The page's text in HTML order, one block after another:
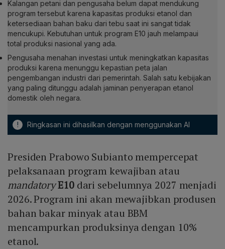
Kalangan petani dan pengusaha belum dapat mendukung
program tersebut karena kapasitas produksi etanol dan
ketersediaan bahan baku dari tebu saat ini sangat tidak
mencukupi. Kebutuhan untuk program E10 jauh melampaui
total produksi nasional yang ada.
Pengusaha menahan investasi untuk meningkatkan kapasitas
produksi karena menunggu kepastian peta jalan
pengembangan industri dari pemerintah. Salah satu kebijakan
yang paling ditunggu adalah jaminan penyerapan etanol
domestik oleh negara.
! Ringkasan ini dihasilkan dengan menggunakan AI
Presiden Prabowo Subianto mempercepat
pelaksanaan program kewajiban atau
mandatoryE10dari sebelumnya 2027 menjadi
2026. Program ini akan mewajibkan produsen
bahan bakar minyak atau BBM
mencampurkan produksinya dengan 10%
etanol.